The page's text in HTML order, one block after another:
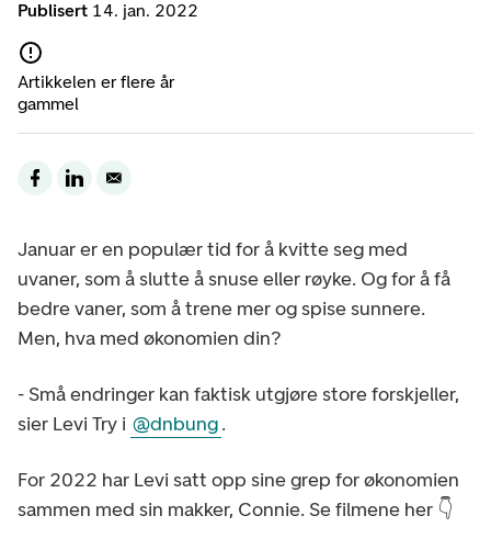
Publisert 14. jan. 2022
Artikkelen er flere år
gammel
Januar er en populær tid for å kvitte seg med
uvaner, som å slutte å snuse eller røyke. Og for å få
bedre vaner, som å trene mer og spise sunnere.
Men, hva med økonomien din?
- Små endringer kan faktisk utgjøre store forskjeller,
sier Levi Try i @dnbung.
For 2022 har Levi satt opp sine grep for økonomien
sammen med sin makker, Connie. Se filmene her 👇